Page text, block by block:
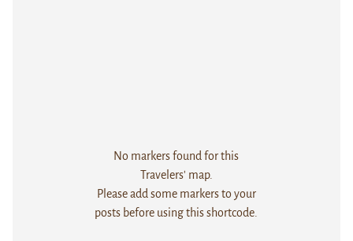
No markers found for this
Travelers' map.
Please add some markers to your
posts before using this shortcode.